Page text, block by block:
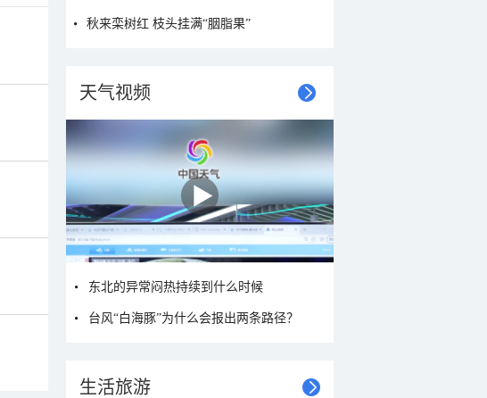
秋来栾树红 枝头挂满“胭脂果”
天气视频
东北的异常闷热持续到什么时候
台风“白海豚”为什么会报出两条路径？
生活旅游